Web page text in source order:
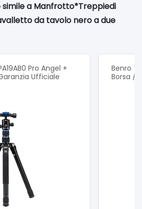
- con attacco 1/4-20″
a Manfrotto*Treppiedi
da tavolo nero a due
Pro Angel +
Ufficiale
Benro
Borsa /